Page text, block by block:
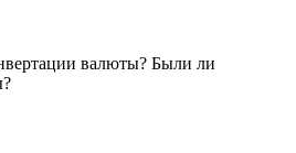
валюты? Были ли